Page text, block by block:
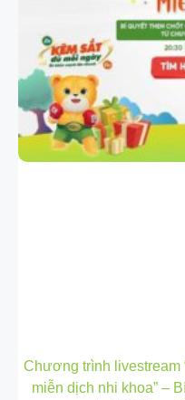
Chương trình
miễn dịch nhi khoa” –